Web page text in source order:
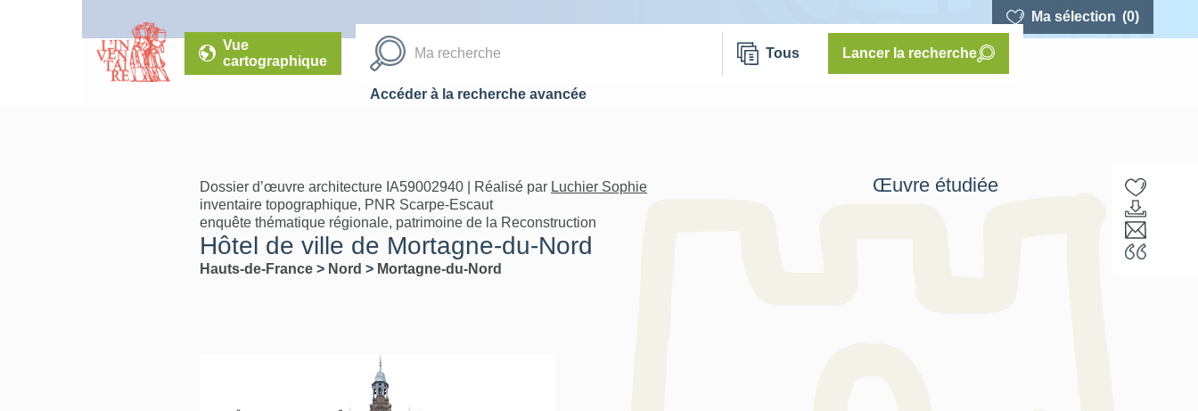
Ma sélection (0)
Vue
cartographique
Tous Lancer la recherche
Accéder à la recherche avancée
Dossier d’œuvre architecture IA59002940 | Réalisé par Luchier Sophie
inventaire topographique, PNR Scarpe-Escaut
enquête thématique régionale, patrimoine de la Reconstruction
Hôtel de ville de Mortagne-du-Nord
Hauts-de-France > Nord > Mortagne-du-Nord
Œuvre étudiée